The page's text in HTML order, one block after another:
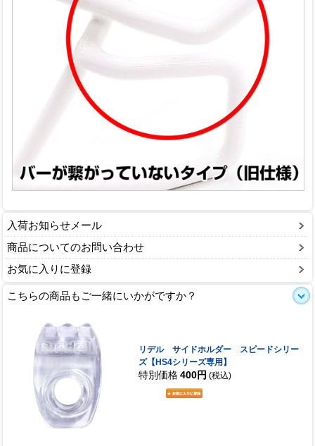
入荷お知らせメール
商品についてのお問い合わせ
お気に入りに登録
こちらの商品もご一緒にいかがですか？
リデル サイドホルダー スピードシリー
ズ【HS4シリーズ専用】
特別価格 400円 (税込)